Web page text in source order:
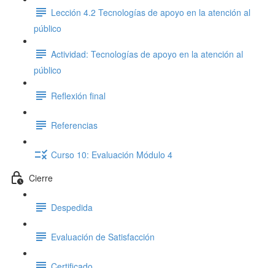
Lección 4.2 Tecnologías de apoyo en la atención al
público
Actividad: Tecnologías de apoyo en la atención al
público
Reflexión final
Referencias
Curso 10: Evaluación Módulo 4
Cierre
Despedida
Evaluación de Satisfacción